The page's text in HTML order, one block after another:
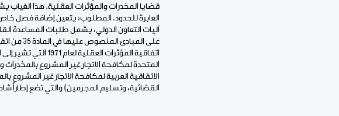
قضايا المخدرات والمؤثرات العقلية. هذا الغياب
العابرة للحدود. المطلوب: يتعين إضافة فصل
آليات التعاون الدولي، يشمل طلبات المساعدة
القضائية، وتسليم المجرمين) والتي تضع إطاراً